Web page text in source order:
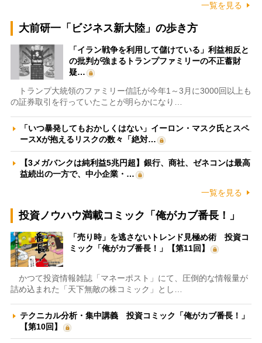
一覧を見る
大前研一「ビジネス新大陸」の歩き方
「イラン戦争を利用して儲けている」利益相反と
の批判が強まるトランプファミリーの不正蓄財
疑…
トランプ大統領のファミリー信託が今年1～3月に3000回以上も
の証券取引を行っていたことが明らかになり…
「いつ暴発してもおかしくはない」イーロン・マスク氏とスペ
ースXが抱えるリスクの数々「絶対…
【3メガバンクは純利益5兆円超】銀行、商社、ゼネコンは最高
益続出の一方で、中小企業・…
一覧を見る
投資ノウハウ満載コミック「俺がカブ番長！」
「売り時」を逃さないトレンド見極め術 投資コ
ミック「俺がカブ番長！」【第11回】
かつて投資情報雑誌「マネーポスト」にて、圧倒的な情報量が
詰め込まれた「天下無敵の株コミック」とし…
テクニカル分析・集中講義 投資コミック「俺がカブ番長！」
【第10回】